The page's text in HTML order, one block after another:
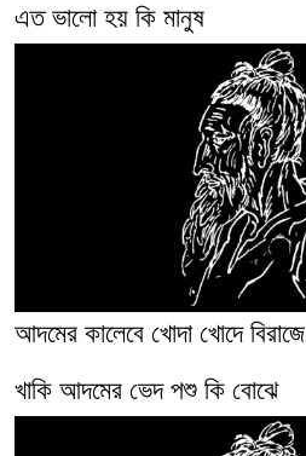
এত ভালো হয় কি মানুষ
আদমের কালেবে খোদা খোদে বিরাজে
খাকি আদমের ভেদ পশু কি বোঝে